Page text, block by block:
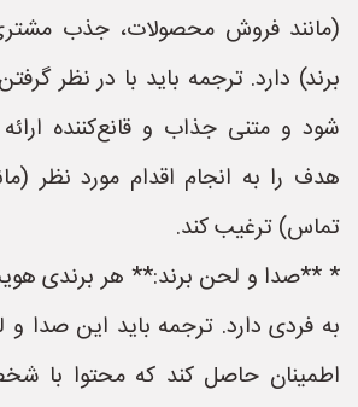
(مانند فروش محصولات، جذب
برند) دارد. ترجمه باید با در نظر
شود و متنی جذاب و قانع‌کننده
هدف را به انجام اقدام مورد نظر
تماس) ترغیب کند.
* **صدا و لحن برند:** هر برندی
به فردی دارد. ترجمه باید این صدا
اطمینان حاصل کند که محتوا با